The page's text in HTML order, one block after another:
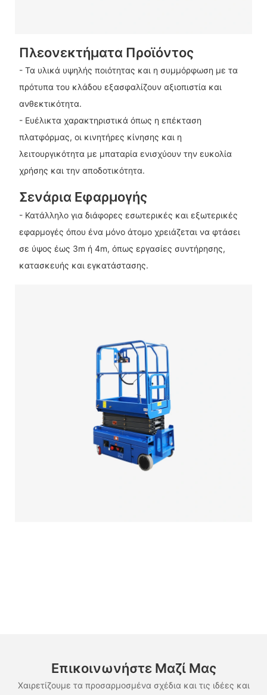
Πλεονεκτήματα Προϊόντος
- Τα υλικά υψηλής ποιότητας και η συμμόρφωση με τα
πρότυπα του κλάδου εξασφαλίζουν αξιοπιστία και
ανθεκτικότητα.
- Ευέλικτα χαρακτηριστικά όπως η επέκταση
πλατφόρμας, οι κινητήρες κίνησης και η
λειτουργικότητα με μπαταρία ενισχύουν την ευκολία
χρήσης και την αποδοτικότητα.
Σενάρια Εφαρμογής
- Κατάλληλο για διάφορες εσωτερικές και εξωτερικές
εφαρμογές όπου ένα μόνο άτομο χρειάζεται να φτάσει
σε ύψος έως 3m ή 4m, όπως εργασίες συντήρησης,
κατασκευής και εγκατάστασης.
Επικοινωνήστε Μαζί Μας
Χαιρετίζουμε τα προσαρμοσμένα σχέδια και τις ιδέες και